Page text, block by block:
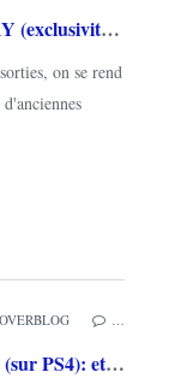
TEST de RARE REPLAY (exclusivité XBOX ONE): une compilation de remasters parfaite?
on se rend
TEST de SUBMERGED (sur PS4): et plouf...